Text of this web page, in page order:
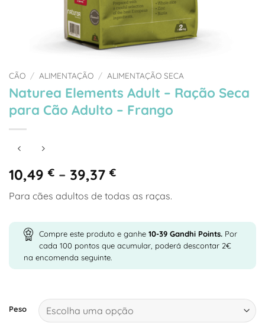
CÃO / ALIMENTAÇÃO / ALIMENTAÇÃO SECA
Naturea Elements Adult – Ração Seca
para Cão Adulto – Frango
10,49 € – 39,37 €Price
range:
10,49 €
39,37 €
Para cães adultos de todas as raças.
Compre este produto e ganhe 10-39 Gandhi Points. Por
cada 100 pontos que acumular, poderá descontar 2€
na encomenda seguinte.
Peso